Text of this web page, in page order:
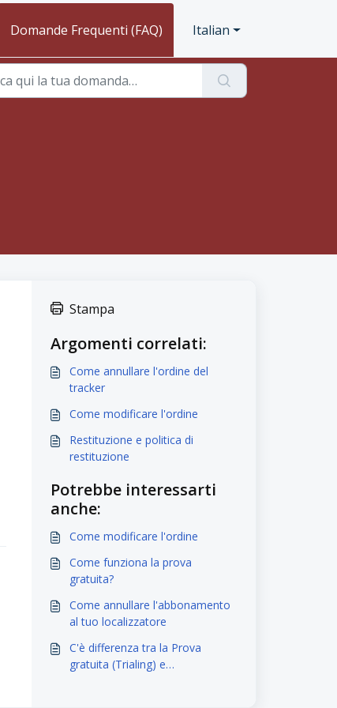
Domande Frequenti (FAQ) Italian
Stampa
Argomenti correlati:
Come annullare l'ordine del
tracker
Come modificare l'ordine
Restituzione e politica di
restituzione
Potrebbe interessarti
anche:
Come modificare l'ordine
Come funziona la prova
gratuita?
Come annullare l'abbonamento
al tuo localizzatore
C'è differenza tra la Prova
gratuita (Trialing) e